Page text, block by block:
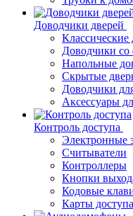
Доводчики дверей
Классические
Доводчики со
Напольные
Скрытые
Доводчики
Аксессуары
Контроль доступа
Электронные
Считыватели
Контроллеры
Кнопки
Кодовые
Карты